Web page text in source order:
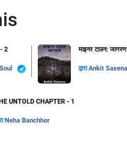
- 2 माइनर टाउन:
द्वाराAnkit Saxena
UNTOLD CHAPTER - 1
Neha Banchhor